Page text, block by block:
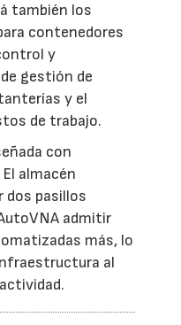
también los
contenedores
y
gestión de
y el
de trabajo.
con
almacén
dos pasillos
admitir
más, lo
al